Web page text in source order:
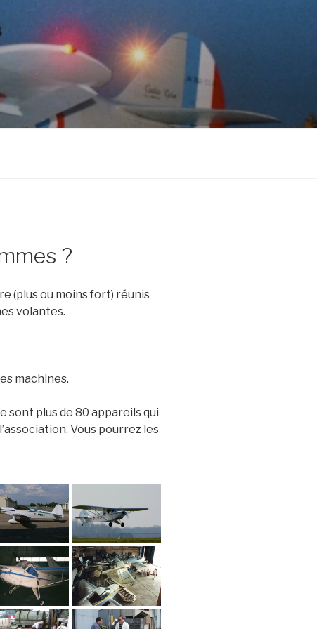
?
(plus ou moins fort) réunis
volantes.
machines.
sont plus de 80 appareils qui
Vous pourrez les